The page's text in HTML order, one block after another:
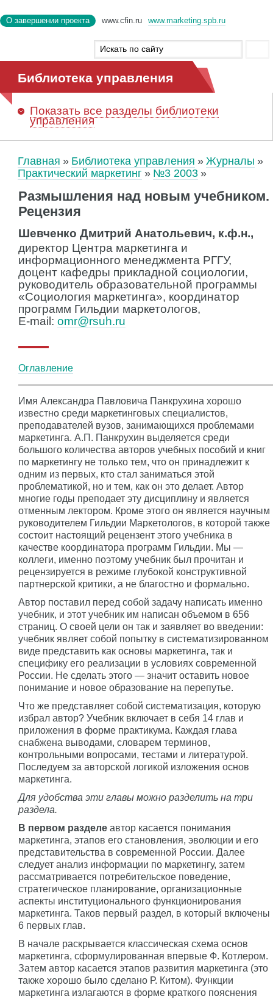
О завершении проекта www.cfin.ru www.marketing.spb.ru
Библиотека управления
Показать все разделы библиотеки
управления
Главная Библиотека управления
Журналы
Практический маркетинг
№3 2003
Размышления над новым учебником.
Рецензия
Шевченко Дмитрий Анатольевич, к.ф.н.,
директор Центра маркетинга и
информационного менеджмента РГГУ,
доцент кафедры прикладной социологии,
руководитель образовательной программы
«Социология маркетинга», координатор
программ Гильдии маркетологов,
E-mail: omr@rsuh.ru
Оглавление
Имя Александра Павловича Панкрухина хорошо
известно среди маркетинговых специалистов,
преподавателей вузов, занимающихся проблемами
маркетинга. А.П. Панкрухин выделяется среди
большого количества авторов учебных пособий и книг
по маркетингу не только тем, что он принадлежит к
одним из первых, кто стал заниматься этой
проблематикой, но и тем, как он это делает. Автор
многие годы преподает эту дисциплину и является
отменным лектором. Кроме этого он является научным
руководителем Гильдии Маркетологов, в которой также
состоит настоящий рецензент этого учебника в
качестве координатора программ Гильдии. Мы —
коллеги, именно поэтому учебник был прочитан и
рецензируется в режиме глубокой конструктивной
партнерской критики, а не благостно и формально.
Автор поставил перед собой задачу написать именно
учебник, и этот учебник им написан объемом в 656
страниц. О своей цели он так и заявляет во введении:
учебник являет собой попытку в систематизированном
виде представить как основы маркетинга, так и
специфику его реализации в условиях современной
России. Не сделать этого — значит оставить новое
понимание и новое образование на перепутье.
Что же представляет собой систематизация, которую
избрал автор? Учебник включает в себя 14 глав и
приложения в форме практикума. Каждая глава
снабжена выводами, словарем терминов,
контрольными вопросами, тестами и литературой.
Последуем за авторской логикой изложения основ
маркетинга.
Для удобства эти главы можно разделить на три
раздела.
В первом разделе автор касается понимания
маркетинга, этапов его становления, эволюции и его
представительства в современной России. Далее
следует анализ информации по маркетингу, затем
рассматривается потребительское поведение,
стратегическое планирование, организационные
аспекты институционального функционирования
маркетинга. Таков первый раздел, в который включены
6 первых глав.
В начале раскрывается классическая схема основ
маркетинга, сформулированная впервые Ф. Котлером.
Затем автор касается этапов развития маркетинга (это
также хорошо было сделано Р. Китом). Функции
маркетинга излагаются в форме краткого пояснения